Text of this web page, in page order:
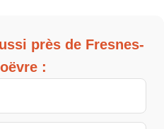
près de Fresnes-
: